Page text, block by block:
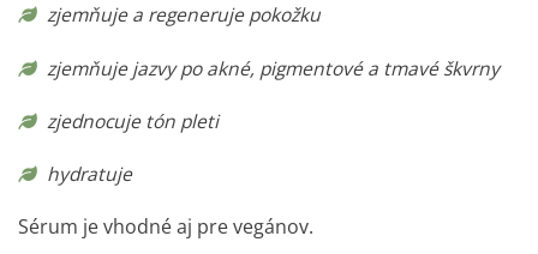
zjemňuje a regeneruje pokožku
zjemňuje jazvy po akné, pigmentové a tmavé škvrny
zjednocuje tón pleti
hydratuje
Sérum je vhodné aj pre vegánov.